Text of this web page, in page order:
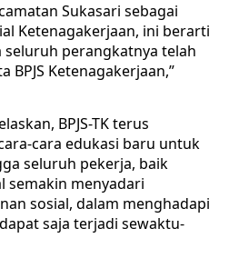
Sukasari sebagai
Ketenagakerjaan, ini berarti
perangkatnya telah
Ketenagakerjaan,”
BPJS-TK terus
cara edukasi baru untuk
seluruh pekerja, baik
menyadari
sosial, dalam menghadapi
saja terjadi sewaktu-